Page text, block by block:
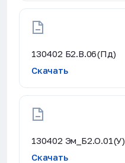
130402 Б2.В.06(Пд)
Скачать
130402 Эм_Б2.О.01(У)
Скачать